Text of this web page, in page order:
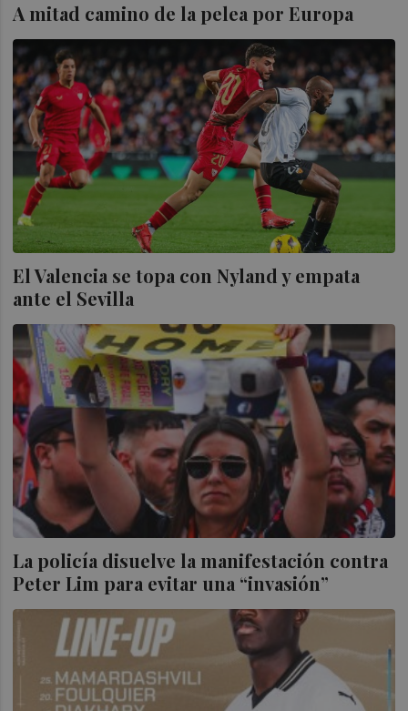
A mitad camino de la pelea por Europa
El Valencia se topa con Nyland y empata
ante el Sevilla
La policía disuelve la manifestación contra
Peter Lim para evitar una “invasión”